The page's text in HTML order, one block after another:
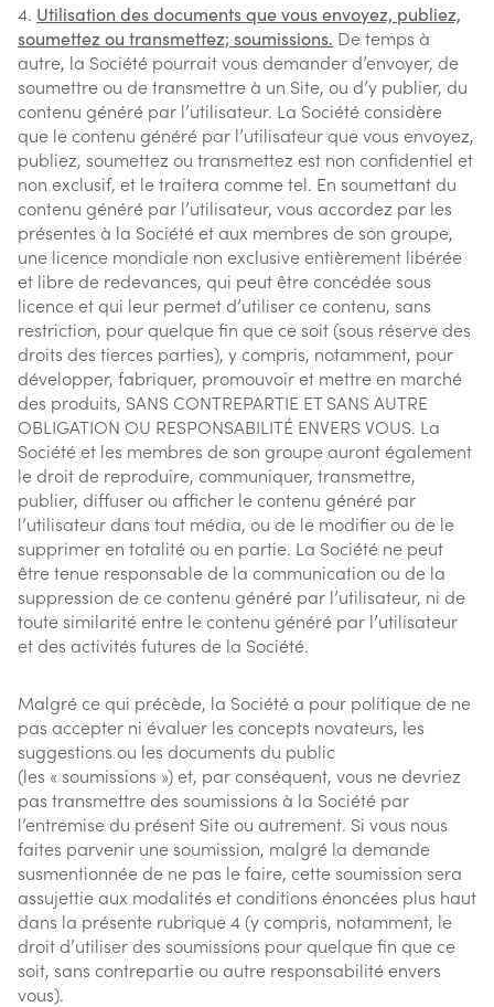
Utilisation des documents que vous envoyez, publiez,
soumettez ou transmettez; soumissions. De temps à
autre, la Société pourrait vous demander d’envoyer, de
soumettre ou de transmettre à un Site, ou d’y publier, du
contenu généré par l’utilisateur. La Société considère
que le contenu généré par l’utilisateur que vous envoyez,
publiez, soumettez ou transmettez est non confidentiel et
non exclusif, et le traitera comme tel. En soumettant du
contenu généré par l’utilisateur, vous accordez par les
présentes à la Société et aux membres de son groupe,
une licence mondiale non exclusive entièrement libérée
et libre de redevances, qui peut être concédée sous
licence et qui leur permet d’utiliser ce contenu, sans
restriction, pour quelque fin que ce soit (sous réserve des
droits des tierces parties), y compris, notamment, pour
développer, fabriquer, promouvoir et mettre en marché
des produits, SANS CONTREPARTIE ET SANS AUTRE
OBLIGATION OU RESPONSABILITÉ ENVERS VOUS. La
Société et les membres de son groupe auront également
le droit de reproduire, communiquer, transmettre,
publier, diffuser ou afficher le contenu généré par
l’utilisateur dans tout média, ou de le modifier ou de le
supprimer en totalité ou en partie. La Société ne peut
être tenue responsable de la communication ou de la
suppression de ce contenu généré par l’utilisateur, ni de
toute similarité entre le contenu généré par l’utilisateur
et des activités futures de la Société.
Malgré ce qui précède, la Société a pour politique de ne
pas accepter ni évaluer les concepts novateurs, les
suggestions ou les documents du public
(les « soumissions ») et, par conséquent, vous ne devriez
pas transmettre des soumissions à la Société par
l’entremise du présent Site ou autrement. Si vous nous
faites parvenir une soumission, malgré la demande
susmentionnée de ne pas le faire, cette soumission sera
assujettie aux modalités et conditions énoncées plus haut
dans la présente rubrique 4 (y compris, notamment, le
droit d’utiliser des soumissions pour quelque fin que ce
soit, sans contrepartie ou autre responsabilité envers
vous).